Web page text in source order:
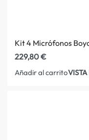
Kit 4 Micrófonos
229,80€
Añadir al carrito